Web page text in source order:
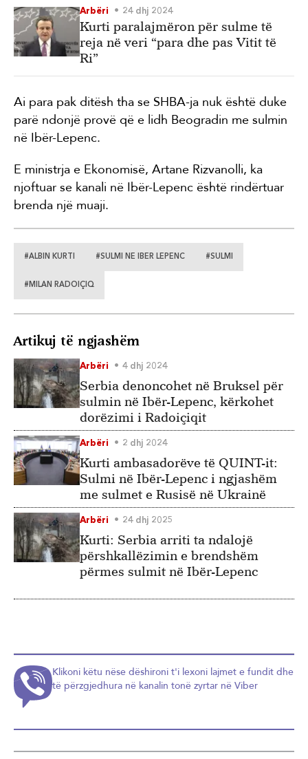
Arbëri 24 dhj 2024
Kurti paralajmëron për sulme të
reja në veri “para dhe pas Vitit të
Ri”
Ai para pak ditësh tha se SHBA-ja nuk është duke
parë ndonjë provë që e lidh Beogradin me sulmin
në Ibër-Lepenc.
E ministrja e Ekonomisë, Artane Rizvanolli, ka
njoftuar se kanali në Ibër-Lepenc është rindërtuar
brenda një muaji.
#ALBIN KURTI #SULMI NE IBER LEPENC #SULMI
#MILAN RADOIÇIQ
Artikuj të ngjashëm
Arbëri 4 dhj 2024
Serbia denoncohet në Bruksel për
sulmin në Ibër-Lepenc, kërkohet
dorëzimi i Radoiçiqit
Arbëri 2 dhj 2024
Kurti ambasadorëve të QUINT-it:
Sulmi në Ibër-Lepenc i ngjashëm
me sulmet e Rusisë në Ukrainë
Arbëri 24 dhj 2025
Kurti: Serbia arriti ta ndalojë
përshkallëzimin e brendshëm
përmes sulmit në Ibër-Lepenc
Klikoni këtu nëse dëshironi t'i lexoni lajmet e fundit dhe
të përzgjedhura në kanalin tonë zyrtar në Viber